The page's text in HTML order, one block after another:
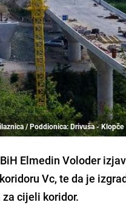
/ Poddionica: Drivuša - Klopče
Elmedin Voloder
Vc, te da je
cijeli koridor.